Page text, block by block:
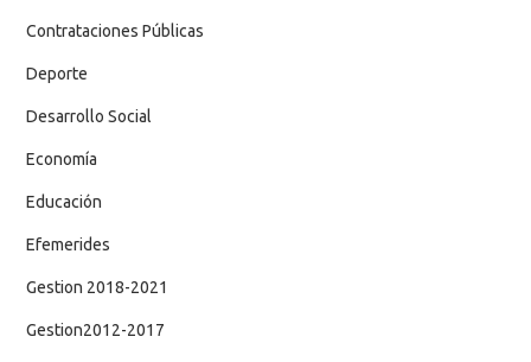
Contrataciones Públicas
Deporte
Desarrollo Social
Economía
Educación
Efemerides
Gestion 2018-2021
Gestion2012-2017